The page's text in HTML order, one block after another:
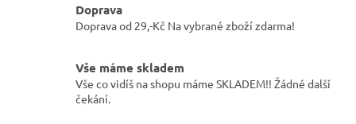
Doprava
Doprava od 29,-Kč Na vybrané zboží zdarma!
Vše máme skladem
Vše co vidíš na shopu máme SKLADEM!! Žádné další
čekání.